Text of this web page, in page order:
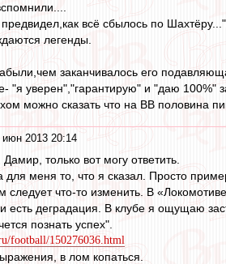
всё сбылось по
легенды.
заканчивалось его
"я уверен","гарантирую" и "даю 100%"
можно сказать что на ВВ половина
июн 2013 20:14
, Дамир, только вот могу ответить.
для меня то, что я сказал. Просто
следует что-то изменить. В
есть деградация. В клубе я ощущаю
познать успех".
football/150276036.html
в лом копаться.